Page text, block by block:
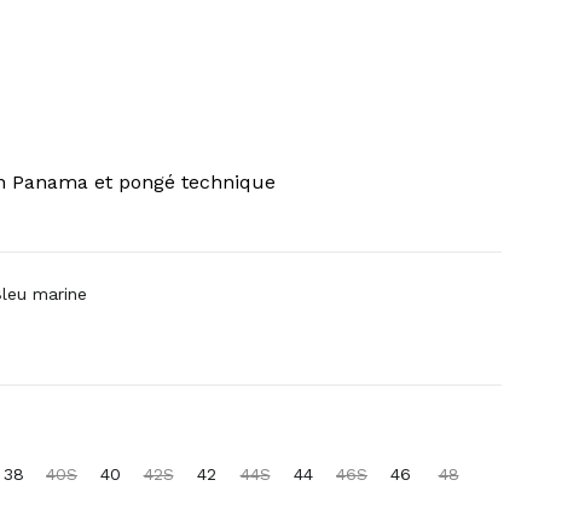
Panama et pongé technique
marine
38 40S 40 42S 42 44S 44 46S 46
48